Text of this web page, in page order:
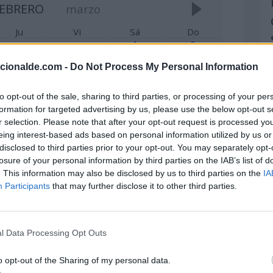
- Do Not Process My Personal Information
opt-out of the sale, sharing to third parties, or processing of your
for targeted advertising by us, please use the below opt-out
selection. Please note that after your opt-out request is processed
interest-based ads based on personal information utilized by us
to third parties prior to your opt-out. You may separately
of your personal information by third parties on the IAB’s list of
This information may also be disclosed by us to third parties on the
Participants that may further disclose it to other third parties.
Data Processing Opt Outs
opt-out of the Sharing of my personal data.
marzo
Ju Vi Sá
Do
1
Día Mundial
del Galgo
ver +
2
Día Mundial
de los
Día de la
Marmota
ver +
6
Mundial
a la
de Bob
ver +
Día de
mandar una
carta a un
amigo
Mundial de la
Interconfesional
Día del
Nirvana
Día Mundial
de la Pizza
Día
Internacional
Griega